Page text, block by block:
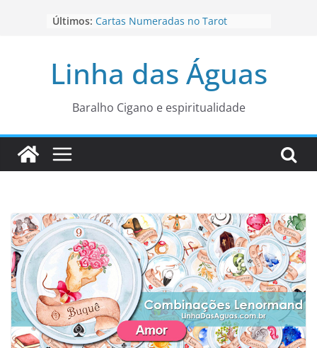
Últimos: Cartas Numeradas no Tarot
para está fase
Os Naipes no Tarot
Cartas da Corte no Tarot
Linha das Águas
Baralho Cigano e espiritualidade